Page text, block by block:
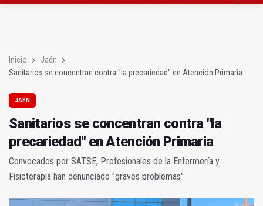
Inicio
Jaén
Sanitarios se concentran contra "la precariedad" en Atención Primaria
JAÉN
Sanitarios se concentran contra "la
precariedad" en Atención Primaria
Convocados por SATSE, Profesionales de la Enfermería y
Fisioterapia han denunciado "graves problemas"